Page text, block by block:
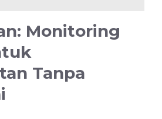
Monitoring
Tanpa